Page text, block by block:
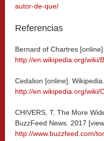
autor-de-que/
Referencias
Bernard of Chartres
http://en.wikipedia.org/wiki/
Cedalion [online].
http://en.wikipedia.org/wiki/
CHIVERS, T. The More
BuzzFeed News. 2017
http://www.buzzfeed.com/